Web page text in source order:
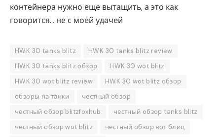
контейнера нужно еще вытащить, а это как
говорится… не с моей удачей
HWK 30 tanks blitz
HWK 30 tanks blitz review
HWK 30 tanks blitz обзор
HWK 30 wot blitz
HWK 30 wot blitz review
HWK 30 wot blitz обзор
обзоры на танки
честный обзор
честный обзор blitzfoxhub
честный обзор tanks blitz
честный обзор wot blitz
честный обзор вот блиц